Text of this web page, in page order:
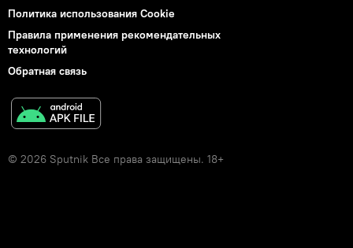
Политика использования Cookie
Правила применения рекомендательных
технологий
Обратная связь
© 2026 Sputnik Все права защищены. 18+